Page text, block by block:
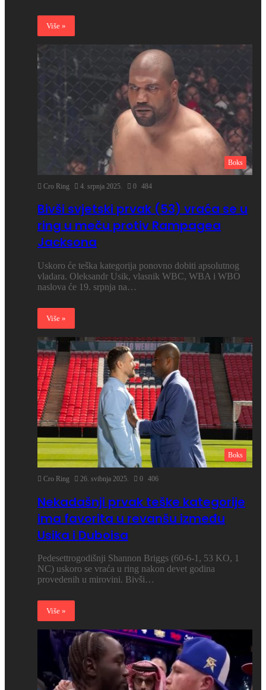
Više »
Boks
Cro Ring 4. srpnja 2025. 0 484
Bivši svjetski prvak (53) vraća se u
ring u meču protiv Rampagea
Jacksona
Uskoro će teška kategorija ponovno dobiti apsolutnog
vladara. Oleksandr Usik, vlasnik WBC, WBA i WBO
naslova će 19. srpnja na…
Više »
Boks
Cro Ring 26. svibnja 2025. 0 406
Nekadašnji prvak teške kategorije
ima favorita u revanšu između
Usika i Duboisa
Pedesettrogodišnji Shannon Briggs (60-6-1, 53 KO, 1
NC) uskoro se vraća u ring nakon devet godina
provedenih u mirovini. Bivši…
Više »